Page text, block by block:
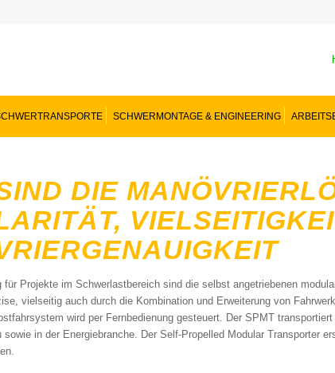
SCHWERMONTAGE & ENGINEERING
DIE
für Projekte im Schwerlastbereich sind die selbst angetriebenen
vielseitig auch durch die Kombination und Erweiterung von
wird per Fernbedienung gesteuert. Der SPMT
sowie in der Energiebranche. Der Self-Propelled Modular Transporter